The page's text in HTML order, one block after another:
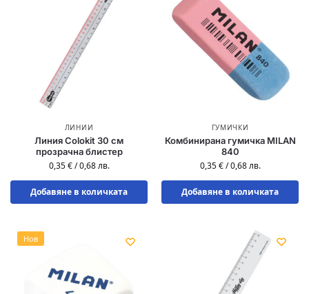
ЛИНИИ
Линия Colokit 30 см
прозрачна блистер
0,35€ /0,68лв.
Добавяне в количката
ГУМИЧКИ
Комбинирана гумичка MILAN
840
0,35€ /0,68лв.
Добавяне в количката
Нов